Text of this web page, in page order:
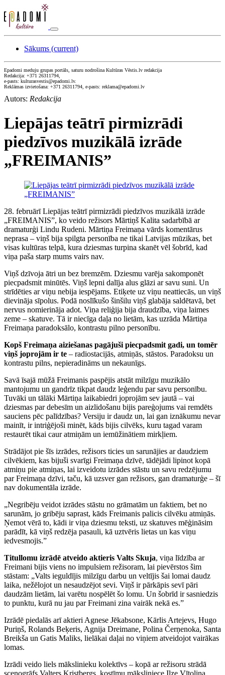
Sākums (current)
Epadomi meduju grupas portāls, saturu nodrošina Kultūras Vēstis.lv redakcija
Redakcija: +371 26311794,
e-pasts: kulturasvestis@epadomi.lv.
Reklāmas izvietošana: +371 26311794, e-pasts: reklama@epadomi.lv
Autors: Redakcija
Liepājas teātrī pirmizrādi
piedzīvos muzikālā izrāde
„FREIMANIS”
28. februārī Liepājas teātrī pirmizrādi piedzīvos muzikālā izrāde
„FREIMANIS”, ko veido režisors Mārtiņš Kalita sadarbībā ar
dramaturģi Lindu Rudeni. Mārtiņa Freimaņa vārds komentārus
neprasa – viņš bija spilgta personība ne tikai Latvijas mūzikas, bet
visas kultūras telpā, kura dziesmas turpina skanēt vēl šobrīd, kad
viņa paša starp mums vairs nav.
Viņš dzīvoja ātri un bez bremzēm. Dziesmu varēja sakomponēt
piecpadsmit minūtēs. Viņš lepni dalīja alus glāzi ar savu suni. Un
strīdēties ar viņu nebija iespējams. Etiķete uz viņu neattiecās, un viņš
dievināja sīpolus. Podā noslīkušo šinšilu viņš glabāja saldētavā, bet
nervus nomierināja adot. Viņa reliģija bija draudzība, viņa laimes
zeme – skatuve. Tā ir niecīga daļa no lietām, kas uzrāda Mārtiņa
Freimaņa paradoksālo, kontrastu pilno personību.
Kopš Freimaņa aiziešanas pagājuši piecpadsmit gadi, un tomēr
viņš joprojām ir te – radiostacijās, atmiņās, stāstos. Paradoksu un
kontrastu pilns, nepieradināms un nekaunīgs.
Savā īsajā mūžā Freimanis paspējis atstāt milzīgu muzikālo
mantojumu un gandrīz tikpat daudz leģendu par savu personību.
Tuvāki un tālāki Mārtiņa laikabiedri joprojām sev jautā – vai
dziesmas par debesīm un aizlidošanu bijis pareģojums vai remdēts
sauciens pēc palīdzības? Versiju ir daudz un, lai gan iznākumu nevar
mainīt, ir intriģējoši minēt, kāds bijis cilvēks, kuru tagad varam
restaurēt tikai caur atmiņām un iemūžinātiem mirkļiem.
Strādājot pie šīs izrādes, režisors ticies un sarunājies ar daudziem
cilvēkiem, kas bijuši svarīgi Freimaņa dzīvē, tādējādi lipinot kopā
atmiņu pie atmiņas, lai izveidotu izrādes stāstu un savu redzējumu
par Freimaņa dzīvi, taču, kā uzsver gan režisors, gan dramaturģe – šī
nav dokumentāla izrāde.
„Negribēju veidot izrādes stāstu no grāmatām un faktiem, bet no
sarunām, jo gribēju saprast, kāds Freimanis palicis cilvēku atmiņās.
Ņemot vērā to, kādi ir viņa dziesmu teksti, uz skatuves mēģināsim
parādīt, kā viņš redzēja pasauli, kā uztvēris lietas un kas viņu
iedvesmojis.”
Titullomu izrādē atveido aktieris Valts Skuja, viņa līdzība ar
Freimani bijis viens no impulsiem režisoram, lai pievērstos šim
stāstam: „Valts ieguldījis milzīgu darbu un veltījis šai lomai daudz
laika, nežēlojot un nesaudzējot sevi. Viņš ir pārkāpis sevī pāri
daudzām lietām, lai varētu nospēlēt šo lomu. Un šobrīd ir sasniedzis
to punktu, kurā nu jau par Freimani zina vairāk nekā es.”
Izrādē piedalās arī aktieri Agnese Jēkabsone, Kārlis Artejevs, Hugo
Puriņš, Rolands Beķeris, Agnija Dreimane, Polina Čerņenoka, Santa
Breikša un Gatis Maliks, lielākai daļai no viņiem atveidojot vairākas
lomas.
Izrādi veido liels mākslinieku kolektīvs – kopā ar režisoru strādā
scenogrāfs Valters Kristbergs, kostīmu māksliniece Ilze Vītoliņa,